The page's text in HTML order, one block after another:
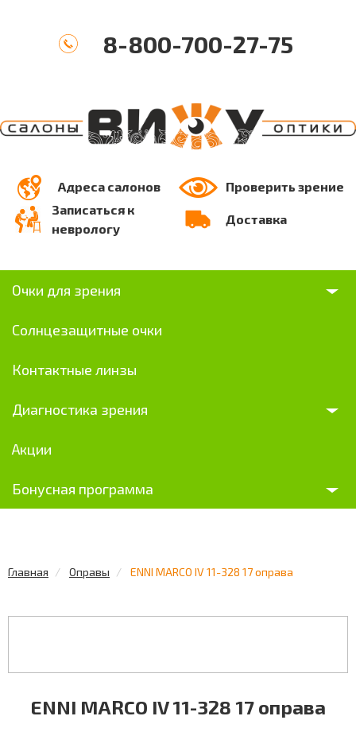
8-800-700-27-75
Адреса салонов
Проверить зрение
Записаться к
неврологу
Доставка
Очки для зрения
Солнцезащитные очки
Контактные линзы
Диагностика зрения
Акции
Бонусная программа
Главная Оправы ENNI MARCO IV 11-328 17 оправа
ENNI MARCO IV 11-328 17 оправа